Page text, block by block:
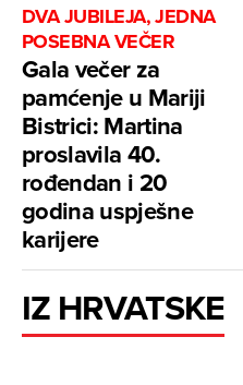
DVA JUBILEJA, JEDNA
POSEBNA VEČER
Gala večer za
pamćenje u Mariji
Bistrici: Martina
proslavila 40.
rođendan i 20
godina uspješne
karijere
IZ HRVATSKE